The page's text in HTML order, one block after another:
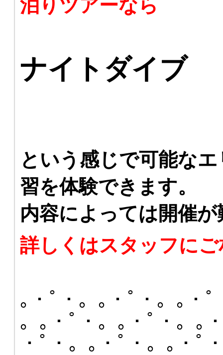
泊りツアーなら
ナイトダイブ
という感じで可能な
習を体験できます。
内容によっては開催
詳しくはスタッフに
｡・ﾟ・。｡・ﾟ・。｡・
。｡・ﾟ・。｡・ﾟ・。｡
・ﾟ・。｡・ﾟ・。｡・ﾟ